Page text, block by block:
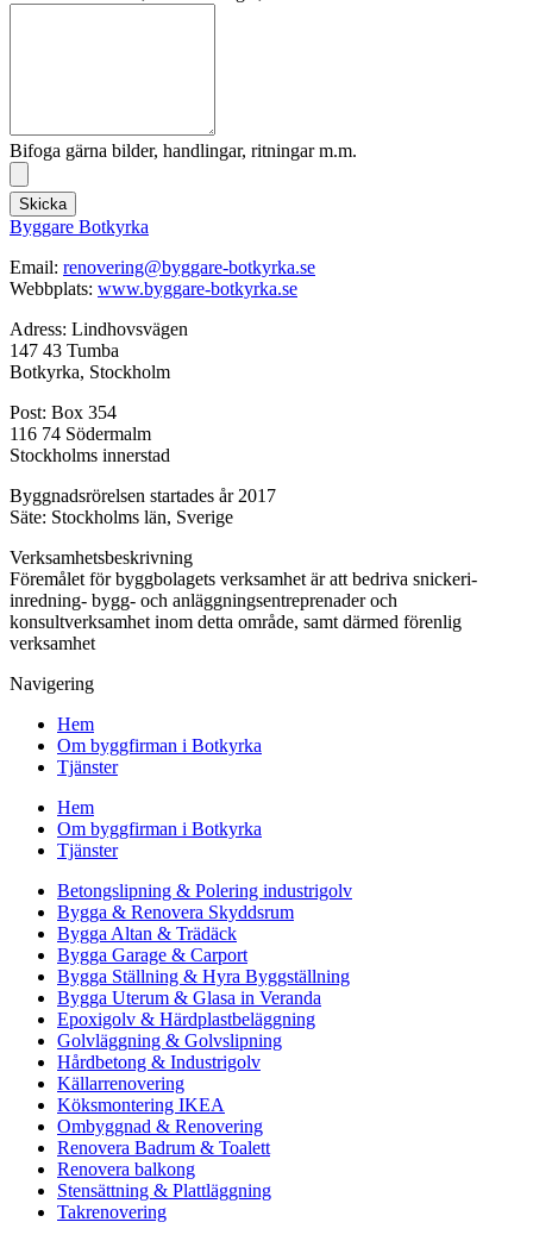
Bifoga gärna bilder, handlingar, ritningar m.m.
Skicka
Byggare Botkyrka
Email: renovering@byggare-botkyrka.se
Webbplats: www.byggare-botkyrka.se
Adress: Lindhovsvägen
147 43 Tumba
Botkyrka, Stockholm
Post: Box 354
116 74 Södermalm
Stockholms innerstad
Byggnadsrörelsen startades år 2017
Säte: Stockholms län, Sverige
Verksamhetsbeskrivning
Föremålet för byggbolagets verksamhet är att bedriva snickeri-
inredning- bygg- och anläggningsentreprenader och
konsultverksamhet inom detta område, samt därmed förenlig
verksamhet
Navigering
Hem
Om byggfirman i Botkyrka
Tjänster
Hem
Om byggfirman i Botkyrka
Tjänster
Betongslipning & Polering industrigolv
Bygga & Renovera Skyddsrum
Bygga Altan & Trädäck
Bygga Garage & Carport
Bygga Ställning & Hyra Byggställning
Bygga Uterum & Glasa in Veranda
Epoxigolv & Härdplastbeläggning
Golvläggning & Golvslipning
Hårdbetong & Industrigolv
Källarrenovering
Köksmontering IKEA
Ombyggnad & Renovering
Renovera Badrum & Toalett
Renovera balkong
Stensättning & Plattläggning
Takrenovering